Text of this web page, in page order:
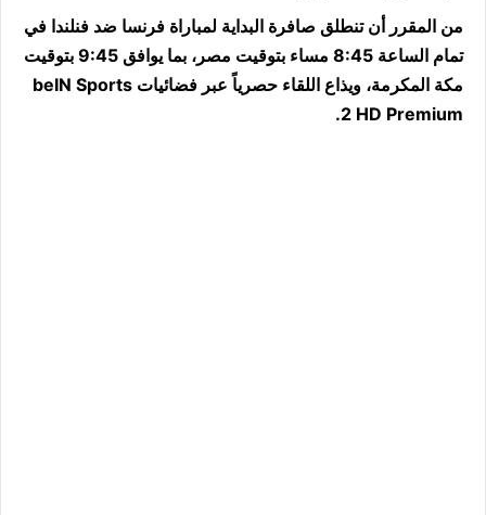
من المقرر أن تنطلق صافرة البداية لمباراة فرنسا ضد فنلندا في
تمام الساعة 8:45 مساء بتوقيت مصر، بما يوافق 9:45 بتوقيت
مكة المكرمة، ويذاع اللقاء حصرياً عبر فضائيات beIN Sports
2 HD Premium.